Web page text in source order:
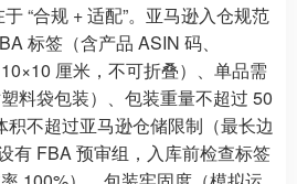
“合规 + 适配”。亚马逊入仓规范
标签（含产品 ASIN 码、
厘米，不可折叠）、单品需
料袋包装）、包装重量不超过 50
积不超过亚马逊仓储限制（最长边
有 FBA 预审组，入库前检查标签